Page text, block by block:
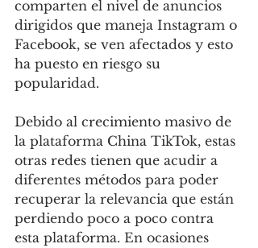
comparten el nivel de anuncios
dirigidos que maneja Instagram o
Facebook, se ven afectados y esto
ha puesto en riesgo su
popularidad.
Debido al crecimiento masivo de
la plataforma China TikTok, estas
otras redes tienen que acudir a
diferentes métodos para poder
recuperar la relevancia que están
perdiendo poco a poco contra
esta plataforma. En ocasiones